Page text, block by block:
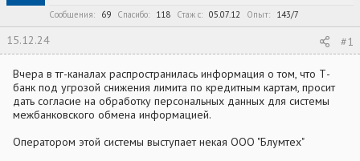
ы
а
л
Сообщения
69 Спасибо 118 Стаж c 05.07.12 Опыт 143/7
15.12.24 #1
Вчера в тг-каналах распространилась информация о том, что Т-
банк под угрозой снижения лимита по кредитным картам, просит
дать согласие на обработку персональных данных для системы
межбанковского обмена информацией.
Оператором этой системы выступает некая ООО "Блумтех"